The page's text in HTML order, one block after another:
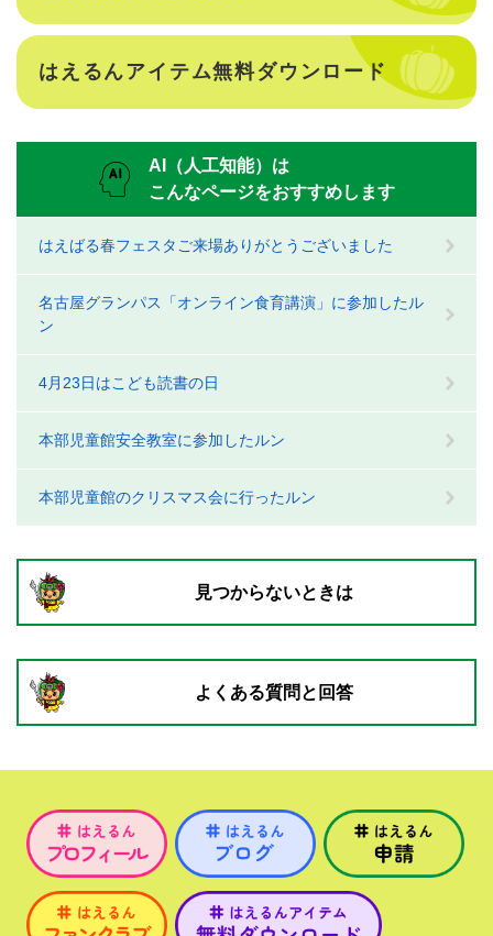
はえるんアイテム無料ダウンロード
AI（人工知能）は
こんなページをおすすめします
はえばる春フェスタご来場ありがとうございました
名古屋グランパス「オンライン食育講演」に参加したル
ン
4月23日はこども読書の日
本部児童館安全教室に参加したルン
本部児童館のクリスマス会に行ったルン
見つからないときは
よくある質問と回答